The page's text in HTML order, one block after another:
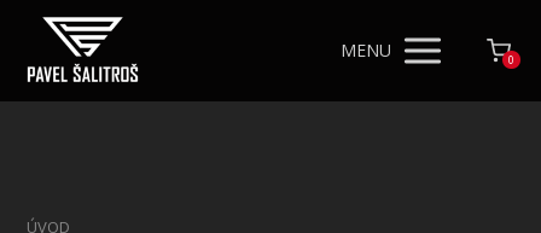
MENU 0
ÚVOD